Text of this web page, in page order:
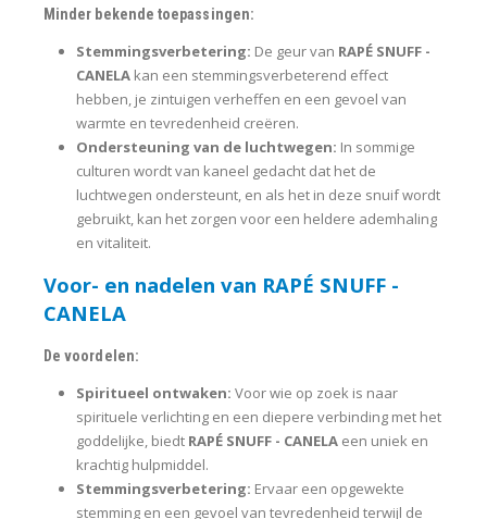
Minder bekende toepassingen:
Stemmingsverbetering: De geur van RAPÉ SNUFF -
CANELAkan een stemmingsverbeterend effect
hebben, je zintuigen verheffen en een gevoel van
warmte en tevredenheid creëren.
Ondersteuning van de luchtwegen: In sommige
culturen wordt van kaneel gedacht dat het de
luchtwegen ondersteunt, en als het in deze snuif wordt
gebruikt, kan het zorgen voor een heldere ademhaling
en vitaliteit.
Voor- en nadelen van RAPÉ SNUFF -
CANELA
De voordelen:
Spiritueel ontwaken: Voor wie op zoek is naar
spirituele verlichting en een diepere verbinding met het
goddelijke, biedt RAPÉ SNUFF - CANELAeen uniek en
krachtig hulpmiddel.
Stemmingsverbetering: Ervaar een opgewekte
stemming en een gevoel van tevredenheid terwijl de